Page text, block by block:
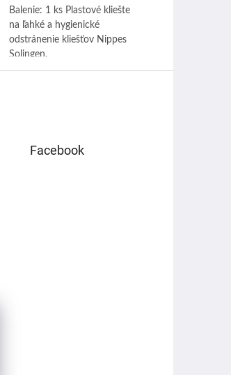
Balenie: 1 ks Plastové kliešte
na ľahké a hygienické
odstránenie kliešťov Nippes
Solingen.
Facebook